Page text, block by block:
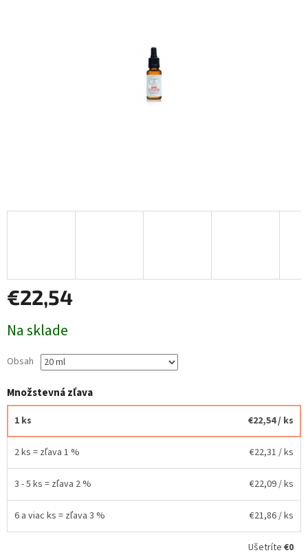
€22,54
cena:
Na sklade
Obsah
Množstevná zľava
1 ks €22,54/ ks
2 ks = zľava 1 % €22,31 / ks
3 - 5 ks = zľava 2 % €22,09/ ks
6 a viac ks = zľava 3 % €21,86/ ks
Ušetríte €0